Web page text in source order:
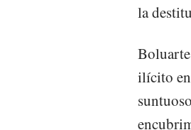
la
ilícito en